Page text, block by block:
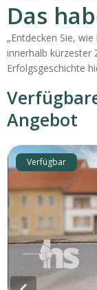
Das
„Entdecken Sie,
innerhalb kürzester
Erfolgsgeschichte
Angebot
Verfügbar